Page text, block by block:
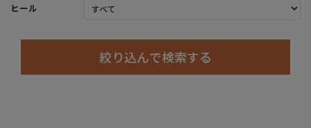
ヒール
絞り込んで検索する